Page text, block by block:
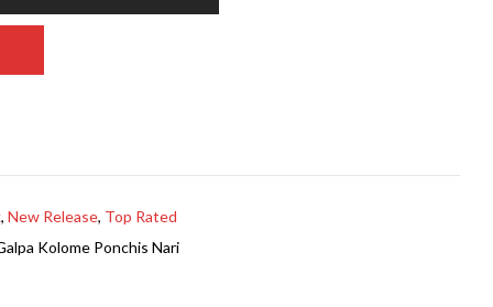
, New Release, Top Rated
Kolome Ponchis Nari